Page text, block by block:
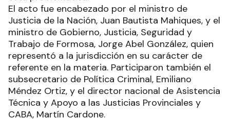
El acto fue encabezado por el ministro de
Justicia de la Nación, Juan Bautista Mahiques, y el
ministro de Gobierno, Justicia, Seguridad y
Trabajo de Formosa, Jorge Abel González, quien
representó a la jurisdicción en su carácter de
referente en la materia. Participaron también el
subsecretario de Política Criminal, Emiliano
Méndez Ortiz, y el director nacional de Asistencia
Técnica y Apoyo a las Justicias Provinciales y
CABA, Martín Cardone.